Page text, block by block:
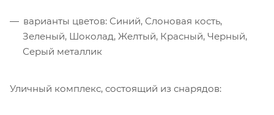
варианты цветов: Синий, Слоновая кость,
Зеленый, Шоколад, Желтый, Красный, Черный,
Серый металлик
Уличный комплекс, состоящий из снарядов: